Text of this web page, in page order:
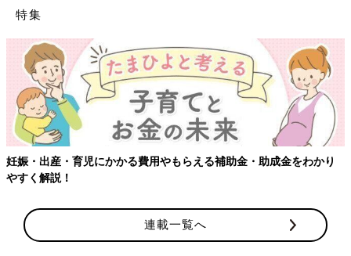
特集
金・助成金をわかり 【ワクチン接種できるものも】妊婦の感染
連載一覧へ